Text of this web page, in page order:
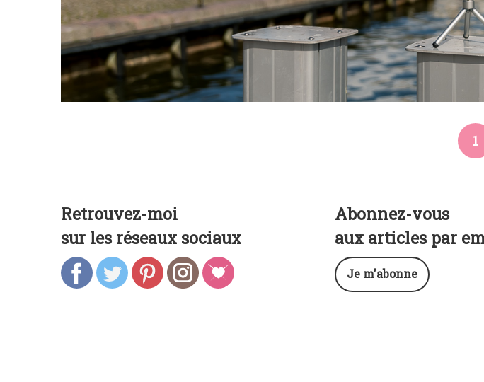
1
Retrouvez-moi
sur les réseaux sociaux
Abonnez-vous
aux articles par
Je m'abonne